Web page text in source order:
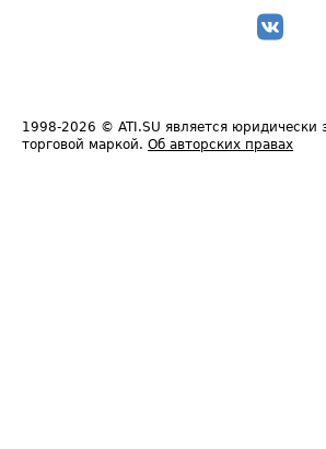
1998-2026 © ATI.SU является юридически
торговой маркой. Об авторских правах